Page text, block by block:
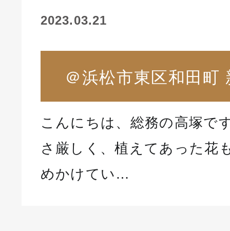
2023.03.21
＠浜松市東区和田町
こんにちは、総務の高塚で
さ厳しく、植えてあった花
めかけてい…